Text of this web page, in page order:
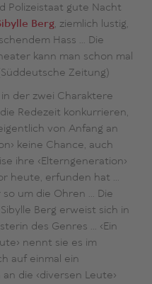
Polizeistaat gute Nacht
Berg, ziemlich lustig,
Hass … Die
kann man schon mal
Zeitung)
in der zwei Charaktere
die Redezeit konkurrieren,
von Anfang an
keine Chance, auch
ihre ‹Elterngeneration›
heute, erfunden hat …
um die Ohren … Die
Berg erweist sich in
des Genres … ‹Ein
nennt sie es im
auf einmal ein
die ‹diversen Leute›